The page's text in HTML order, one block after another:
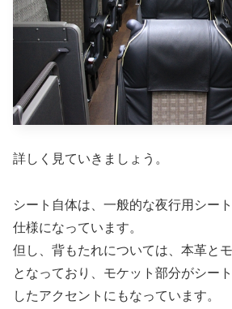
詳しく見ていきましょう。
シート自体は、一般的な夜行用シー
仕様になっています。
但し、背もたれについては、本革と
となっており、モケット部分がシー
したアクセントにもなっています。